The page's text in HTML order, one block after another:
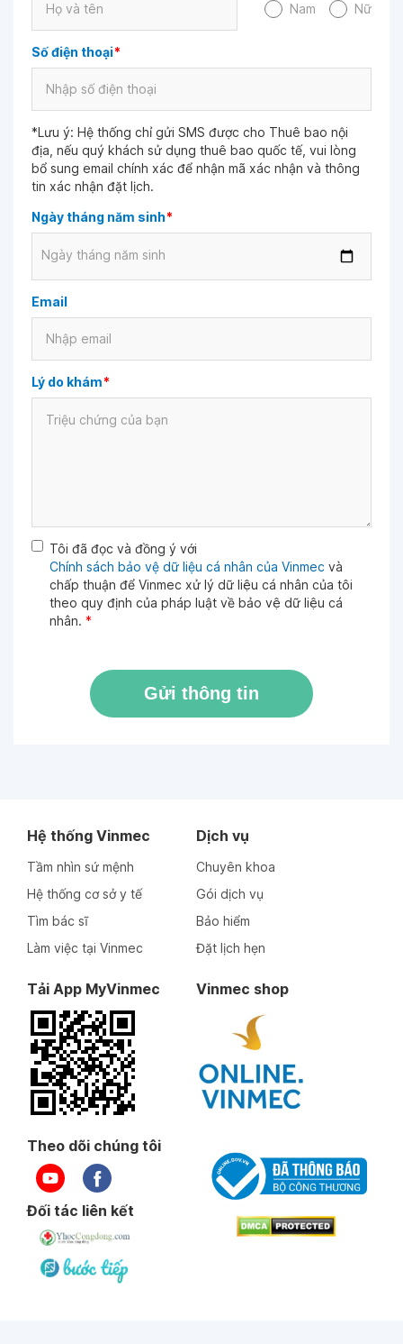
Nam Nữ
Số điện thoại*
*Lưu ý: Hệ thống chỉ gửi SMS được cho Thuê bao nội
địa, nếu quý khách sử dụng thuê bao quốc tế, vui lòng
bổ sung email chính xác để nhận mã xác nhận và thông
tin xác nhận đặt lịch.
Ngày tháng năm sinh*
Ngày tháng năm sinh
Email
Lý do khám*
Tôi đã đọc và đồng ý với
Chính sách bảo vệ dữ liệu cá nhân của Vinmec và
chấp thuận để Vinmec xử lý dữ liệu cá nhân của tôi
theo quy định của pháp luật về bảo vệ dữ liệu cá
nhân. *
Gửi thông tin
Hệ thống Vinmec
Tầm nhìn sứ mệnh
Hệ thống cơ sở y tế
Tìm bác sĩ
Làm việc tại Vinmec
Dịch vụ
Chuyên khoa
Gói dịch vụ
Bảo hiểm
Đặt lịch hẹn
Tải App MyVinmec Vinmec shop
Theo dõi chúng tôi
Đối tác liên kết